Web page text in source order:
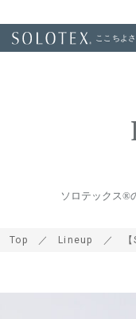
ここちよ
ソロテックス®
Top Lineup